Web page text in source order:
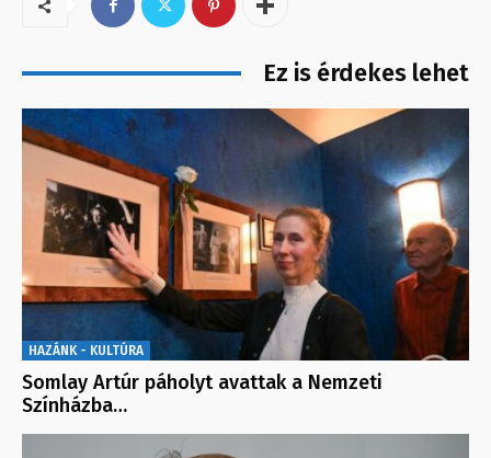
Ez is érdekes lehet
HAZÁNK - KULTÚRA
Somlay Artúr páholyt avattak a Nemzeti
Színházba…